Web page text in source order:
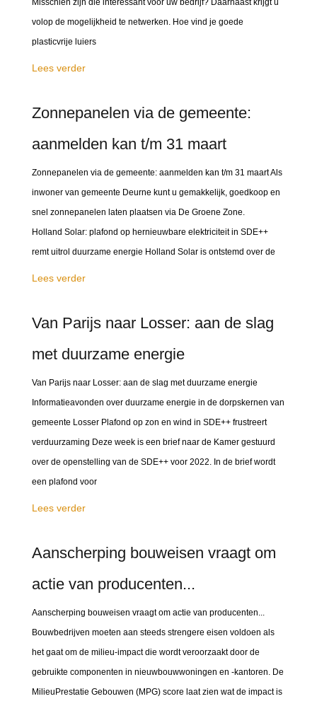
Misschien zijn die interessant voor uw bedrijf? Daarnaast krijgt u
volop de mogelijkheid te netwerken. Hoe vind je goede
plasticvrije luiers
Lees verder
Zonnepanelen via de gemeente:
aanmelden kan t/m 31 maart
Zonnepanelen via de gemeente: aanmelden kan t/m 31 maart Als
inwoner van gemeente Deurne kunt u gemakkelijk, goedkoop en
snel zonnepanelen laten plaatsen via De Groene Zone.
Holland Solar: plafond op hernieuwbare elektriciteit in SDE++
remt uitrol duurzame energie Holland Solar is ontstemd over de
Lees verder
Van Parijs naar Losser: aan de slag
met duurzame energie
Van Parijs naar Losser: aan de slag met duurzame energie
Informatieavonden over duurzame energie in de dorpskernen van
gemeente Losser Plafond op zon en wind in SDE++ frustreert
verduurzaming Deze week is een brief naar de Kamer gestuurd
over de openstelling van de SDE++ voor 2022. In de brief wordt
een plafond voor
Lees verder
Aanscherping bouweisen vraagt om
actie van producenten...
Aanscherping bouweisen vraagt om actie van producenten...
Bouwbedrijven moeten aan steeds strengere eisen voldoen als
het gaat om de milieu-impact die wordt veroorzaakt door de
gebruikte componenten in nieuwbouwwoningen en -kantoren. De
MilieuPrestatie Gebouwen (MPG) score laat zien wat de impact is